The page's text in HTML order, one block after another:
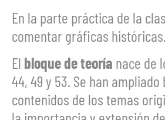
En la parte práctica de la
comentar gráficas históricas.
El bloque de teoría nace de
44, 49 y 53. Se han
contenidos de los temas